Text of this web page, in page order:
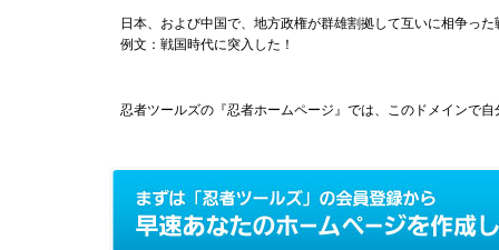
日本、および中国で、地方政権が群雄割拠して互いに相争っ
例文：戦国時代に突入した！
忍者ツールズの『忍者ホームページ』では、このドメインで